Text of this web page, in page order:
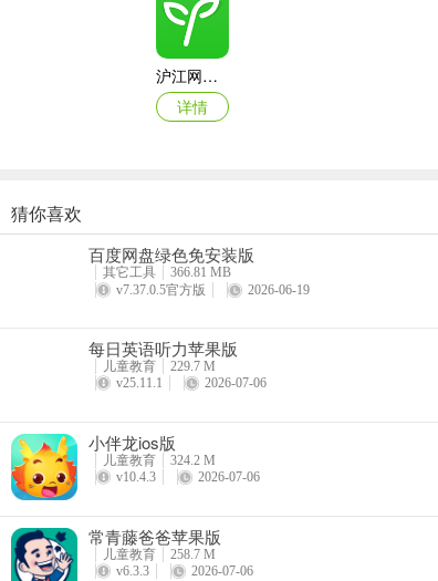
沪江网校苹果手机版
详情
古诗文网ios版
详情
猜你喜欢
百度网盘绿色免安装版
其它工具
366.81 MB
v7.37.0.5官方版
2026-06-19
每日英语听力苹果版
儿童教育
229.7 M
v25.11.1
2026-07-06
小伴龙ios版
儿童教育
324.2 M
v10.4.3
2026-07-06
常青藤爸爸苹果版
儿童教育
258.7 M
v6.3.3
2026-07-06